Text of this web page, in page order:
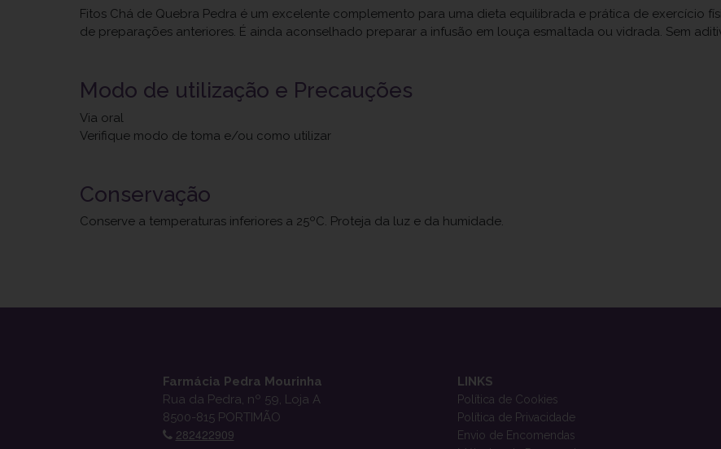
Fitos Chá de Quebra Pedra é um excelente complemento para uma dieta equilibrada e prática de exercício
de preparações anteriores. É ainda aconselhado preparar a infusão em louça esmaltada ou vidrada. Sem
Modo de utilização e Precauções
Via oral
Verifique modo de toma e/ou como utilizar
Conservação
Conserve a temperaturas inferiores a 25ºC. Proteja da luz e da humidade.
Farmácia Pedra Mourinha
Rua da Pedra, nº 59, Loja A
8500-815 PORTIMÃO
282422909
LINKS
Política de Cookies
Política de Privacidade
Envio de Encomendas